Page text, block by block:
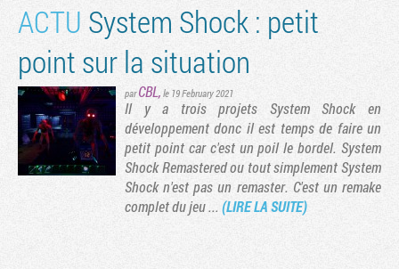
ACTU System Shock : petit
point sur la situation
parCBL, le 19 February 2021
Il y a trois projets System Shock en
développement donc il est temps de faire un
petit point car c'est un poil le bordel. System
Shock Remastered ou tout simplement System
Shock n'est pas un remaster. C'est un remake
complet du jeu ... (LIRE LA SUITE)